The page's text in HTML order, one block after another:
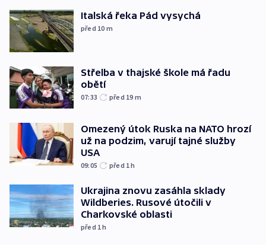
Italská řeka Pád vysychá
před 10 m
Střelba v thajské škole má řadu
obětí
07:33 před 19 m
Omezený útok Ruska na NATO hrozí
už na podzim, varují tajné služby
USA
09:05 před 1h
Ukrajina znovu zasáhla sklady
Wildberies. Rusové útočili v
Charkovské oblasti
před 1h